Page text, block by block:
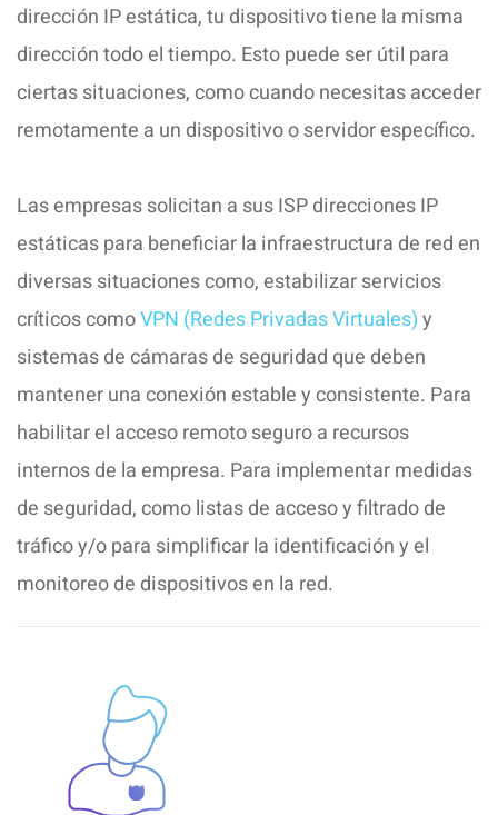
dirección IP estática, tu dispositivo tiene la misma
dirección todo el tiempo. Esto puede ser útil para
ciertas situaciones, como cuando necesitas acceder
remotamente a un dispositivo o servidor específico.
Las empresas solicitan a sus ISP direcciones IP
estáticas para beneficiar la infraestructura de red en
diversas situaciones como, estabilizar servicios
críticos comoVPN (Redes Privadas Virtuales)y
sistemas de cámaras de seguridad que deben
mantener una conexión estable y consistente. Para
habilitar el acceso remoto seguro a recursos
internos de la empresa. Para implementar medidas
de seguridad, como listas de acceso y filtrado de
tráfico y/o para simplificar la identificación y el
monitoreo de dispositivos en la red.